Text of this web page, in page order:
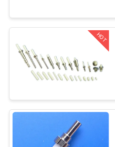
CONTRÔLE
QUALITÉ
CONTACTEZ-
Câble à
optique
HOT